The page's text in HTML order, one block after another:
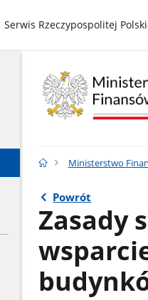
gov.pl
Serwis Rzeczypospolitej
Ministerstwo
Powrót
Zasady